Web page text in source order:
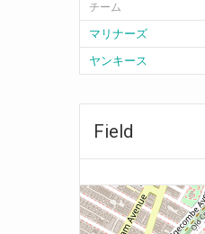
チーム
マリナーズ
ヤンキース
Field